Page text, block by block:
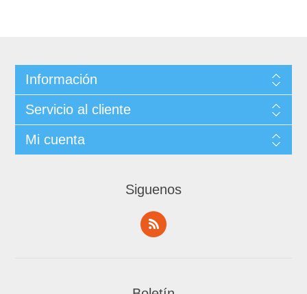
Información
Servicio al cliente
Mi cuenta
Siguenos